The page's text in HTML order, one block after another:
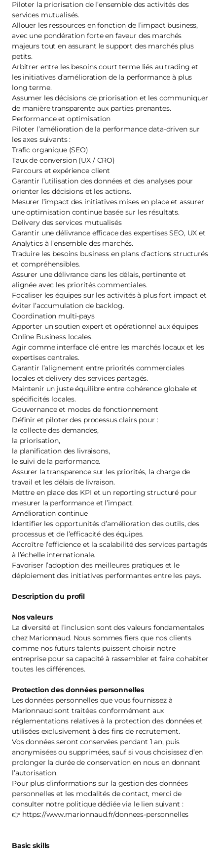
Piloter la priorisation de l’ensemble des activités des
services mutualisés.
Allouer les ressources en fonction de l’impact business,
avec une pondération forte en faveur des marchés
majeurs tout en assurant le support des marchés plus
petits.
Arbitrer entre les besoins court terme liés au trading et
les initiatives d’amélioration de la performance à plus
long terme.
Assumer les décisions de priorisation et les communiquer
de manière transparente aux parties prenantes.
Performance et optimisation
Piloter l’amélioration de la performance data‑driven sur
les axes suivants :
Trafic organique (SEO)
Taux de conversion (UX / CRO)
Parcours et expérience client
Garantir l’utilisation des données et des analyses pour
orienter les décisions et les actions.
Mesurer l’impact des initiatives mises en place et assurer
une optimisation continue basée sur les résultats.
Delivery des services mutualisés
Garantir une délivrance efficace des expertises SEO, UX et
Analytics à l’ensemble des marchés.
Traduire les besoins business en plans d’actions structurés
et compréhensibles.
Assurer une délivrance dans les délais, pertinente et
alignée avec les priorités commerciales.
Focaliser les équipes sur les activités à plus fort impact et
éviter l’accumulation de backlog.
Coordination multi‑pays
Apporter un soutien expert et opérationnel aux équipes
Online Business locales.
Agir comme interface clé entre les marchés locaux et les
expertises centrales.
Garantir l’alignement entre priorités commerciales
locales et delivery des services partagés.
Maintenir un juste équilibre entre cohérence globale et
spécificités locales.
Gouvernance et modes de fonctionnement
Définir et piloter des processus clairs pour :
la collecte des demandes,
la priorisation,
la planification des livraisons,
le suivi de la performance.
Assurer la transparence sur les priorités, la charge de
travail et les délais de livraison.
Mettre en place des KPI et un reporting structuré pour
mesurer la performance et l’impact.
Amélioration continue
Identifier les opportunités d’amélioration des outils, des
processus et de l’efficacité des équipes.
Accroître l’efficience et la scalabilité des services partagés
à l’échelle internationale.
Favoriser l’adoption des meilleures pratiques et le
déploiement des initiatives performantes entre les pays.
Description du profil
Nos valeurs
La diversité et l’inclusion sont des valeurs fondamentales
chez Marionnaud. Nous sommes fiers que nos clients
comme nos futurs talents puissent choisir notre
entreprise pour sa capacité à rassembler et faire cohabiter
toutes les différences.
Protection des données personnelles
Les données personnelles que vous fournissez à
Marionnaud sont traitées conformément aux
réglementations relatives à la protection des données et
utilisées exclusivement à des fins de recrutement.
Vos données seront conservées pendant 1 an, puis
anonymisées ou supprimées, sauf si vous choisissez d’en
prolonger la durée de conservation en nous en donnant
l’autorisation.
Pour plus d’informations sur la gestion des données
personnelles et les modalités de contact, merci de
consulter notre politique dédiée via le lien suivant :
👉 https://www.marionnaud.fr/donnees-personnelles
Basic skills